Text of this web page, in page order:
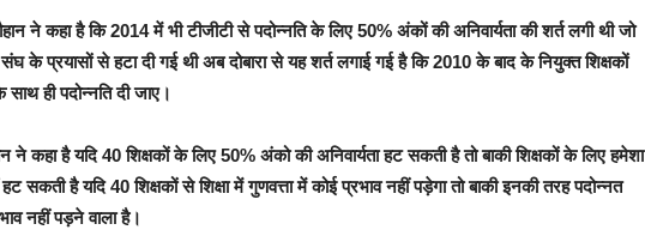
ने कहा है कि 2014 में भी टीजीटी से पदोन्नति के लिए 50% अंकों की अनिवार्यता की शर्त लगी थी जो
के प्रयासों से हटा दी गई थी अब दोबारा से यह शर्त लगाई गई है कि 2010 के बाद के नियुक्त शिक्षकों
ही पदोन्नति दी जाए।
ने कहा है यदि 40 शिक्षकों के लिए 50% अंको की अनिवार्यता हट सकती है तो बाकी शिक्षकों के लिए हमेशा
सकती है यदि 40 शिक्षकों से शिक्षा में गुणवत्ता में कोई प्रभाव नहीं पड़ेगा तो बाकी इनकी तरह पदोन्नत
नहीं पड़ने वाला है।